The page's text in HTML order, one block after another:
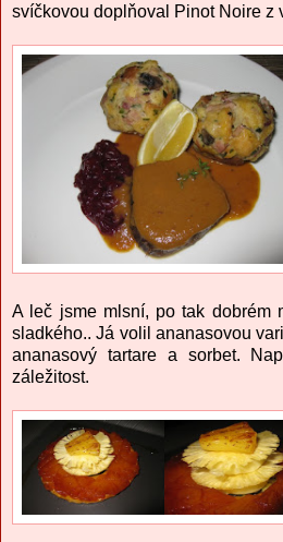
svíčkovou doplňoval Pinot Noire z
A leč jsme mlsní, po tak dobrém
sladkého.. Já volil ananasovou
ananasový tartare a sorbet.
záležitost.